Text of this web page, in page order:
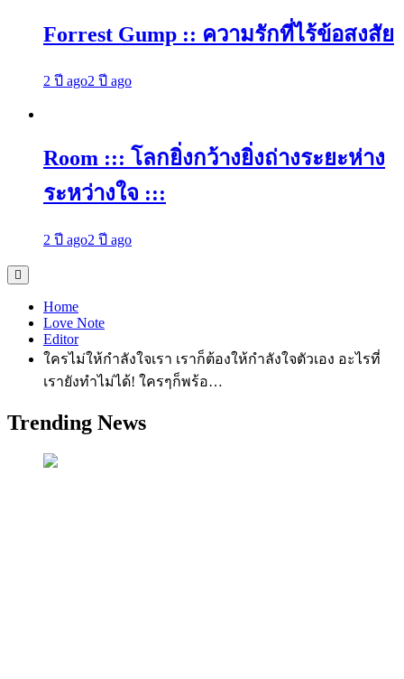
Forrest Gump :: ความรักที่ไร้ข้อสงสัย
2 ปี ago2 ปี ago
Room ::: โลกยิ่งกว้างยิ่งถ่างระยะห่าง
ระหว่างใจ :::
2 ปี ago2 ปี ago
Home
Love Note
Editor
ใครไม่ให้กำลังใจเรา เราก็ต้องให้กำลังใจตัวเอง อะไรที่
เรายังทำไม่ได้! ใครๆก็พร้อ…
Trending News